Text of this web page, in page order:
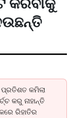
କମିଲା
କରୁ ନାହାନ୍ତି
ରିହାତିର